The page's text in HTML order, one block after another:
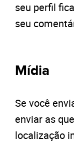
seu perfil
seu
Mídia
Se você
enviar as
localização